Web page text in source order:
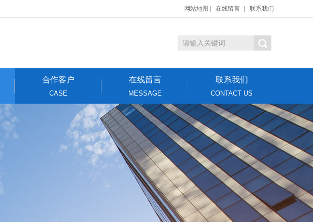
网站地图 在线留言 联系我们
合作客户
CASE
在线留言
MESSAGE
联系我们
CONTACT US